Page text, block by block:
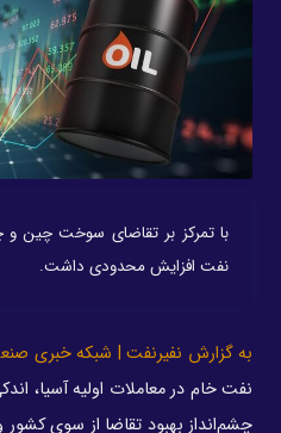
با تمرکز بر تقاضای سوخت چین و
نفت افزایش محدودی داشت.
به گزارش نفیرنفت | شبکه خبری
نفت خام در معاملات اولیه آسیا،
چشم‌انداز بهبود تقاضا از سوی